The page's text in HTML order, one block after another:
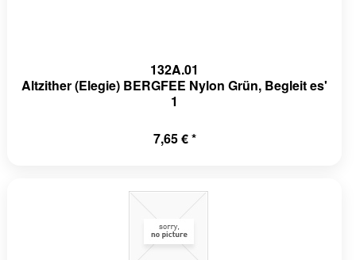
132A.01
Altzither (Elegie) BERGFEE Nylon Grün, Begleit es'
1
7,65 € *